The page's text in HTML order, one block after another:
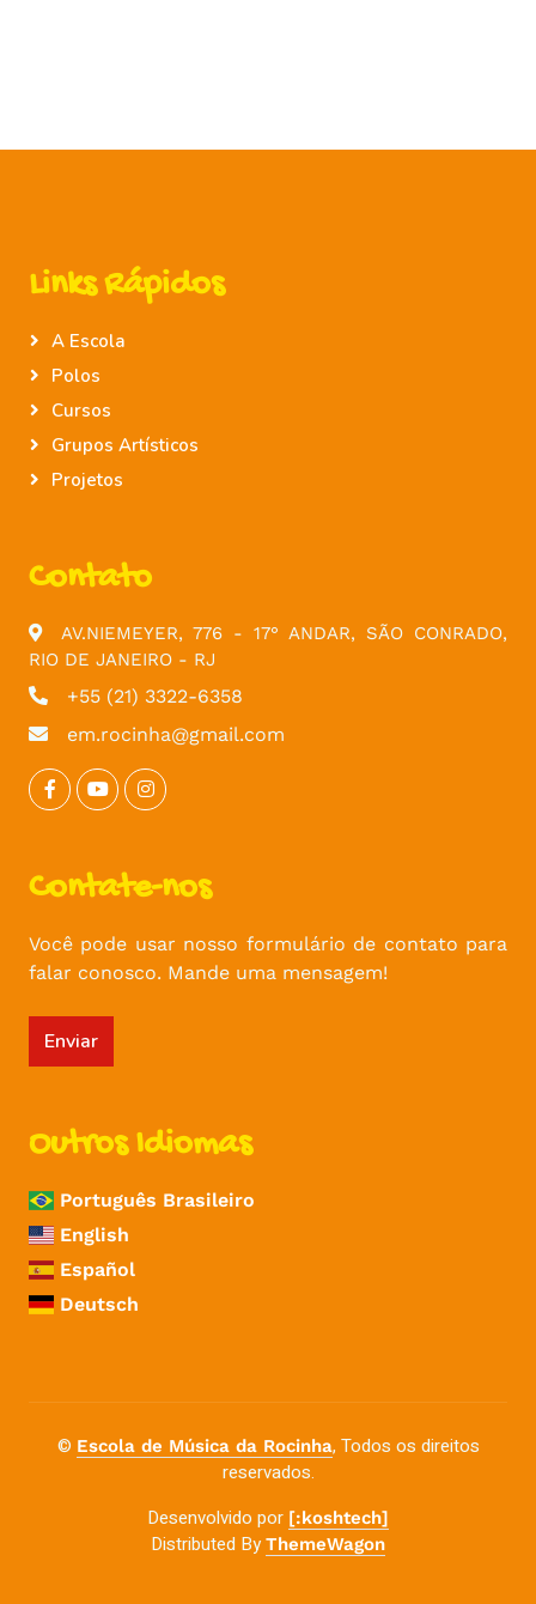
Links Rápidos
A Escola
Polos
Cursos
Grupos Artísticos
Projetos
Contato
AV.NIEMEYER, 776 - 17° ANDAR, SÃO CONRADO,
RIO DE JANEIRO - RJ
+55 (21) 3322-6358
em.rocinha@gmail.com
Contate-nos
Você pode usar nosso formulário de contato para
falar conosco. Mande uma mensagem!
Enviar
Outros Idiomas
Português Brasileiro
English
Español
Deutsch
© Escola de Música da Rocinha, Todos os direitos
reservados.
Desenvolvido por [:koshtech]
Distributed ByThemeWagon